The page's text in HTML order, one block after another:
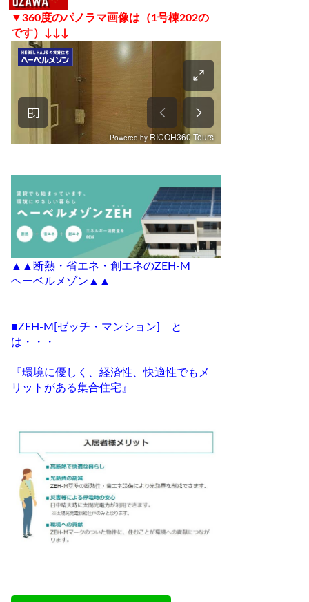
▼360度のパノラマ画像は（1号棟202の
です）↓↓↓
▲▲断熱・省エネ・創エネのZEH-M
ヘーベルメゾン▲▲
■ZEH-M[ゼッチ・マンション] と
は・・・
『環境に優しく、経済性、快適性でもメ
リットがある集合住宅』